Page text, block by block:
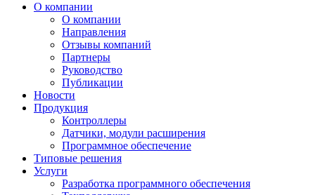
О компании
О компании
Направления
Отзывы компаний
Партнеры
Руководство
Публикации
Новости
Продукция
Контроллеры
Датчики, модули расширения
Программное обеспечение
Типовые решения
Услуги
Разработка программного обеспечения